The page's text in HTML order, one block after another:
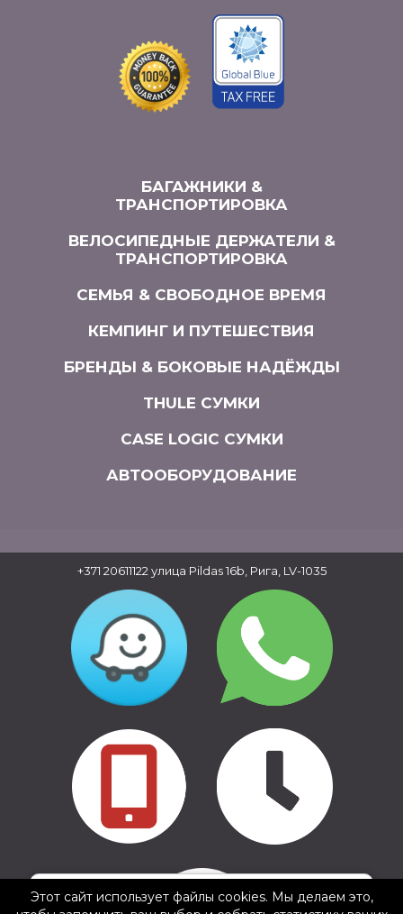
БАГАЖНИКИ &
ТРАНСПОРТИРОВКА
ВЕЛОСИПЕДНЫЕ ДЕРЖАТЕЛИ &
ТРАНСПОРТИРОВКА
СЕМЬЯ & СВОБОДНОЕ ВРЕМЯ
КЕМПИНГ И ПУТЕШЕСТВИЯ
БРЕНДЫ & БОКОВЫЕ НАДЁЖДЫ
THULE СУМКИ
CASE LOGIC СУМКИ
АВТООБОРУДОВАНИЕ
Copyright © 2016 - 2026, SIA Corelem Group
Сайт разработан WEBstyle.lv
+371 20611122улица Pildas 16b, Рига, LV-1035
Gints Mednis ✕
Этот сайт использует файлы cookies. Мы делаем это,